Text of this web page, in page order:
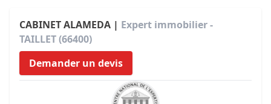
CABINET ALAMEDA | Expert immobilier -
TAILLET (66400)
Demander un devis